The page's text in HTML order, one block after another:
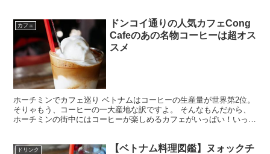
カフェ
ドンコイ通りの人気カフェCong
Cafeのあの名物コーヒーは超オス
スメ
ホーチミンでカフェ巡り ベトナムはコーヒーの生産量が世界第2位。
そりゃもう、コーヒーの一大産地な訳ですよ。 そんなもんだから、
ホーチミンの街中にはコーヒーが楽しめるカフェがいっぱい！いっぱ
ドリンク
【ベトナム料理図鑑】ヌォックチ